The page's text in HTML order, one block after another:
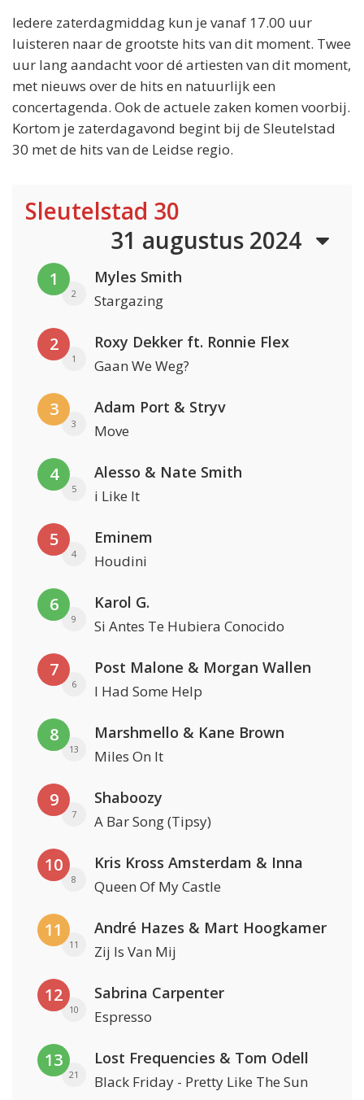
Iedere zaterdagmiddag kun je vanaf 17.00 uur
luisteren naar de grootste hits van dit moment. Twee
uur lang aandacht voor dé artiesten van dit moment,
met nieuws over de hits en natuurlijk een
concertagenda. Ook de actuele zaken komen voorbij.
Kortom je zaterdagavond begint bij de Sleutelstad
30 met de hits van de Leidse regio.
Sleutelstad 30
31 augustus 2024
1
2
Myles Smith
Stargazing
2
1
Roxy Dekker ft. Ronnie Flex
Gaan We Weg?
3
3
Adam Port & Stryv
Move
4
5
Alesso & Nate Smith
i Like It
5
4
Eminem
Houdini
6
9
Karol G.
Si Antes Te Hubiera Conocido
7
6
Post Malone & Morgan Wallen
I Had Some Help
8
13
Marshmello & Kane Brown
Miles On It
9
7
Shaboozy
A Bar Song (Tipsy)
10
8
Kris Kross Amsterdam & Inna
Queen Of My Castle
11
11
André Hazes & Mart Hoogkamer
Zij Is Van Mij
12
10
Sabrina Carpenter
Espresso
13
21
Lost Frequencies & Tom Odell
Black Friday - Pretty Like The Sun